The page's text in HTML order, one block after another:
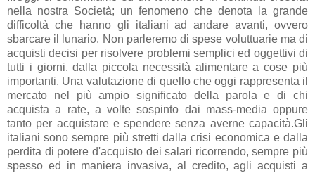
nella nostra Società; un fenomeno che denota la grande
difficoltà che hanno gli italiani ad andare avanti, ovvero
sbarcare il lunario. Non parleremo di spese voluttuarie ma di
acquisti decisi per risolvere problemi semplici ed oggettivi di
tutti i giorni, dalla piccola necessità alimentare a cose più
importanti. Una valutazione di quello che oggi rappresenta il
mercato nel più ampio significato della parola e di chi
acquista a rate, a volte sospinto dai mass-media oppure
tanto per acquistare e spendere senza averne capacità.Gli
italiani sono sempre più stretti dalla crisi economica e dalla
perdita di potere d'acquisto dei salari ricorrendo, sempre più
spesso ed in maniera invasiva, al credito, agli acquisti a